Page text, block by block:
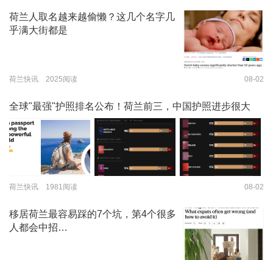
荷兰人取名越来越偷懒？这几个名字几
乎满大街都是
荷兰快讯 2025阅读 08-02
全球"最强"护照排名公布！荷兰前三，中国护照进步很大
荷兰快讯 1981阅读 08-02
移居荷兰最容易踩的7个坑，第4个很多
人都会中招…